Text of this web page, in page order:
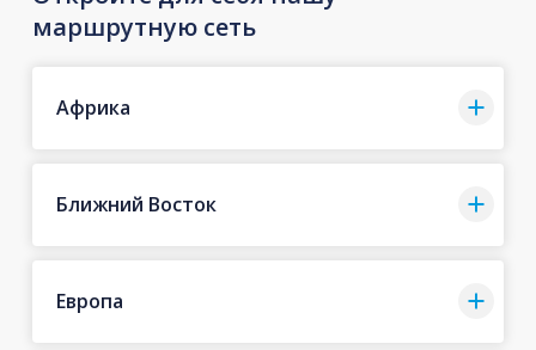
маршрутную сеть
Африка
Ближний Восток
Европа